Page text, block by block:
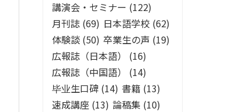
講演会・セミナー (122)
月刊誌 (69) 日本語学校 (62)
体験談 (50) 卒業生の声 (19)
広報誌（日本語） (16)
広報誌（中国語） (14)
毕业生口碑 (14) 書籍 (13)
速成講座 (13) 論稿集 (10)